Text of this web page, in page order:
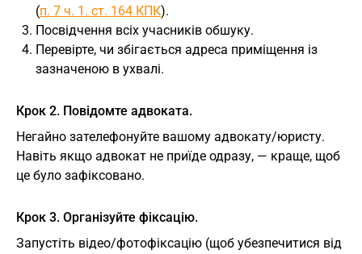
(п. 7 ч. 1. ст. 164 КПК).
Посвідчення всіх учасників обшуку.
Перевірте, чи збігається адреса приміщення із
зазначеною в ухвалі.
Крок 2. Повідомте адвоката.
Негайно зателефонуйте вашому адвокату/юристу.
Навіть якщо адвокат не приїде одразу, — краще, щоб
це було зафіксовано.
Крок 3. Організуйте фіксацію.
Запустіть відео/фотофіксацію (щоб убезпечитися від